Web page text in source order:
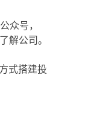
众号，
解公司。
式搭建投